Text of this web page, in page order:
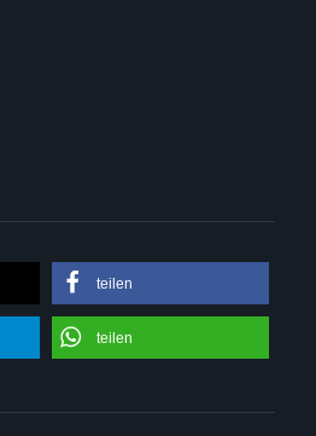
teilen
teilen